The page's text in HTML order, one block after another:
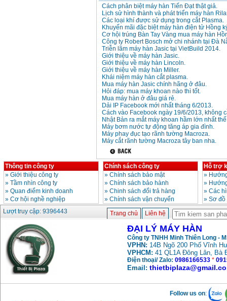
Cách phân biệt máy hàn Tiến Đạt thật giả.
Lịch sử hình thành và phát triển máy hàn
Các loại khí được sử dụng trong cắt Plasma.
Khuyến mãi đặc biệt máy hàn điện tử Hồng
Cơ hội trúng Bàn Tay Vàng mua máy hàn
Công ty Robert Bosch mở chi nhánh tại Đà
Triễn lãm máy hàn Jasic tại VietBuild 2014.
Giới thiệu về máy hàn Jasic.
Giới thiệu về máy hàn Lincoln.
Giới thiệu về máy hàn Miller.
Khái niệm máy hàn cắt plasma.
Mua máy hàn Jasic chính hãng ở đâu.
Hỏi đáp: mua máy khoan nào thì tốt.
Mua máy hàn ở đâu giá rẻ.
Dải IP Facebook mới nhất tháng 6/2013.
Cách vào Facebook ngày 19/6/2013, không
Nhật Bản ra mắt máy khoan hầm lớn nhất
Máy bơm nước tự động tăng áp gia đình.
Máy phay đục tạo rãnh tường Macroza.
Máy cắt rãnh tường Macroza tây ban nha.
Thông tin công ty
» Giới thiệu công ty
» Tầm nhìn công ty
» Quan điểm kinh doanh
» Cơ hội nghề nghiệp
Chính sách công ty
» Chính sách bảo mật
» Chính sách bảo hành
» Chinh sách đổi trả hàng
» Chính sách vận chuyển
Hỗ trợ
»
»
» Các
» Sơ
Lượt truy cập: 9396443
Trang chủ Liên hệ
ĐẠI LÝ MÁY HÀN
Công ty TNHH Minh Thiên Long -
VPHN: 14B Ngõ 200 Phố Vĩnh
VPHCM: 41 QL1A Đông Lân, Bà
Điện thoại/ Zalo: 0986166533 *
Email:
Follow us on: